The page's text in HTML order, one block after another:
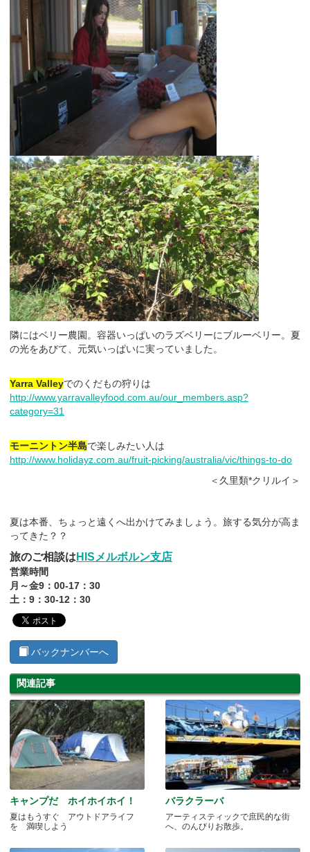
隣にはベリー農園。容器いっぱいのラズベリーにブルーベリー。夏
の光をあびて、元気いっぱいに実っていました。
Yarra Valleyでのくだもの狩り は
http://www.yarravalleyfood.com.au/our_members.asp?
category=31
モーニントン半島で楽しみたい人は
http://www.holidayz.com.au/fruit-picking/australia/vic/things-to-do
＜久里類*クリルイ＞
夏は本番、ちょっと遠くへ出かけてみましょう。旅する気分が高ま
ってきた？？
旅のご相談はHISメルボルン支店
営業時間
月～金9：00-17：30
土：9：30-12：30
バックナンバーへ
関連記事
キャンプだ ホイホイホイ！
夏はもうすぐ アウトドアライフ
を 満喫しよう
バラクラーバ
アーティスティックで庶民的な街
へ、のんびりお散歩。